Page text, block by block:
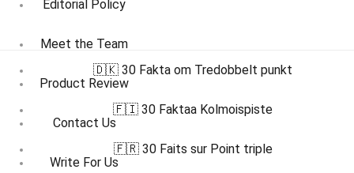
Editorial Policy
Meet the Team
Product Review
Contact Us
Write For Us
🇩🇰 30 Fakta om Tredobbelt punkt
🇫🇮 30 Faktaa Kolmoispiste
🇫🇷 30 Faits sur Point triple